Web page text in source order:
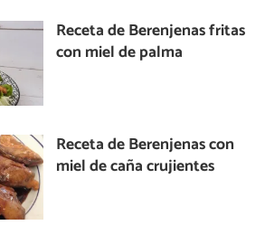
Receta de Berenjenas fritas
con miel de palma
Receta de Berenjenas con
miel de caña crujientes